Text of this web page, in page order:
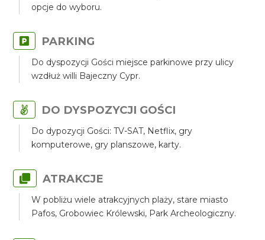
opcje do wyboru.
PARKING
Do dyspozycji Gości miejsce parkinowe przy ulicy
wzdłuż willi Bajeczny Cypr.
DO DYSPOZYCJI GOŚCI
Do dypozycji Gości: TV-SAT, Netflix, gry
komputerowe, gry planszowe, karty.
ATRAKCJE
W pobliżu wiele atrakcyjnych plaży, stare miasto
Pafos, Grobowiec Królewski, Park Archeologiczny.